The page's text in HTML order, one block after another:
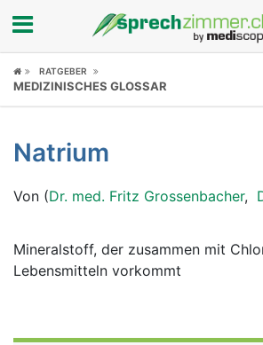
Fokus
Symptome
Untersuchungen
News
RATGEBER
MEDIZINISCHES GLOSSAR
Natrium
Von (Dr. med. Fritz Grossenbacher,
Mineralstoff, der zusammen mit
Lebensmitteln vorkommt